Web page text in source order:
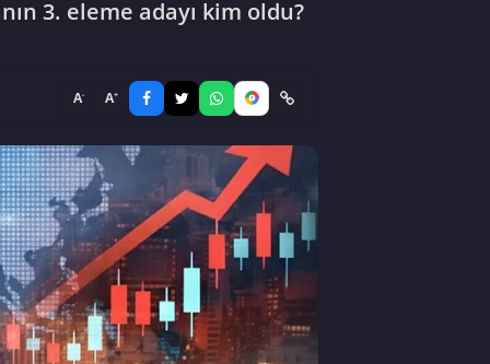
3. eleme adayı kim oldu?
A- A+